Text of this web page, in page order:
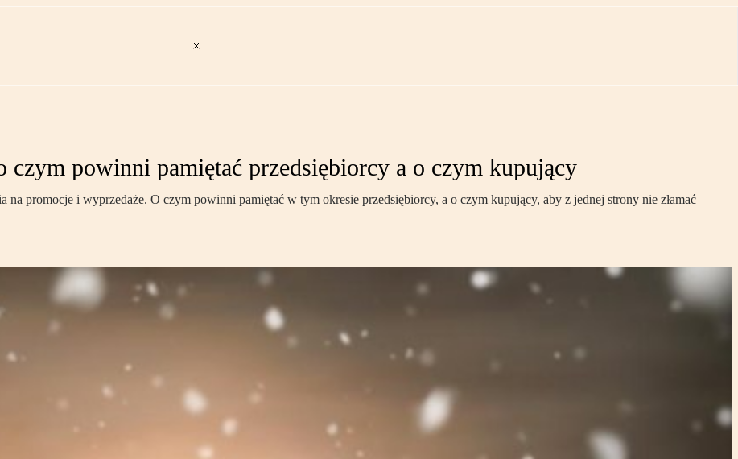
czym powinni pamiętać przedsiębiorcy a o czym kupujący
na promocje i wyprzedaże. O czym powinni pamiętać w tym okresie przedsiębiorcy, a o czym kupujący, aby z jednej strony nie złamać